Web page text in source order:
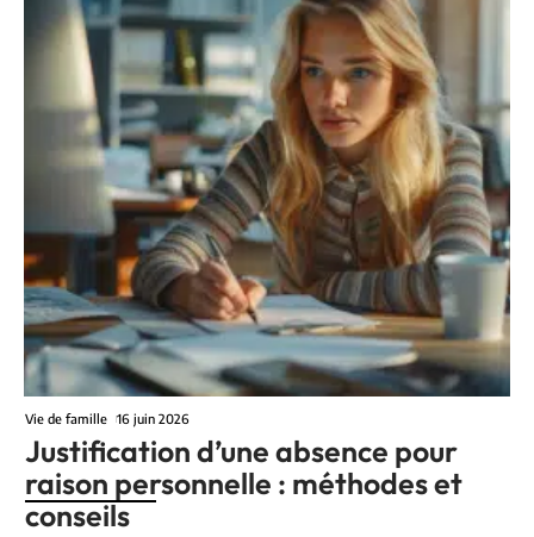
Vie de famille 16 juin 2026
Justification d’une absence pour
raison personnelle : méthodes et
conseils